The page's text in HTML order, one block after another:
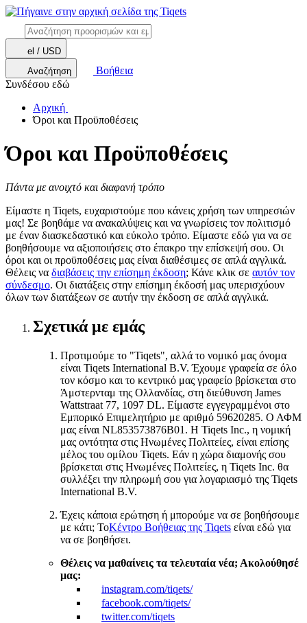
el / USD
Αναζήτηση
Βοήθεια
Συνδέσου εδώ
Αρχική
Όροι και Προϋποθέσεις
Όροι και Προϋποθέσεις
Πάντα με ανοιχτό και διαφανή τρόπο
Είμαστε η Tiqets, ευχαριστούμε που κάνεις χρήση των υπηρεσιών
μας! Σε βοηθάμε να ανακαλύψεις και να γνωρίσεις τον πολιτισμό
με έναν διασκεδαστικό και εύκολο τρόπο. Είμαστε εδώ για να σε
βοηθήσουμε να αξιοποιήσεις στο έπακρο την επίσκεψή σου. Οι
όροι και οι προϋποθέσεις μας είναι διαθέσιμες σε απλά αγγλικά.
Θέλεις να διαβάσεις την επίσημη έκδοση; Κάνε κλικ σε αυτόν τον
σύνδεσμο. Οι διατάξεις στην επίσημη έκδοσή μας υπερισχύουν
όλων των διατάξεων σε αυτήν την έκδοση σε απλά αγγλικά.
Σχετικά με εμάς
Προτιμούμε το "Tiqets", αλλά το νομικό μας όνομα
είναι Tiqets International B.V. Έχουμε γραφεία σε όλο
τον κόσμο και το κεντρικό μας γραφείο βρίσκεται στο
Άμστερνταμ της Ολλανδίας, στη διεύθυνση James
Wattstraat 77, 1097 DL. Είμαστε εγγεγραμμένοι στο
Εμπορικό Επιμελητήριο με αριθμό 59620285. Ο ΑΦΜ
μας είναι NL853573876B01. Η Tiqets Inc., η νομική
μας οντότητα στις Ηνωμένες Πολιτείες, είναι επίσης
μέλος του ομίλου Tiqets. Εάν η χώρα διαμονής σου
βρίσκεται στις Ηνωμένες Πολιτείες, η Tiqets Inc. θα
συλλέξει την πληρωμή σου για λογαριασμό της Tiqets
International B.V.
Έχεις κάποια ερώτηση ή μπορούμε να σε βοηθήσουμε
με κάτι; ΤοΚέντρο Βοήθειας της Tiqets είναι εδώ για
να σε βοηθήσει.
Θέλεις να μαθαίνεις τα τελευταία νέα; Ακολούθησέ
μας:
instagram.com/tiqets/
facebook.com/tiqets/
twitter.com/tiqets